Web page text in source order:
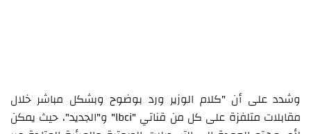
وشدد على أن "كلام الوزير ورد بوضوح وبشكل مباشر خلال
مقابلات متلفزة على كل من قناتي "lbci" و"الجديد"، حيث يمكن